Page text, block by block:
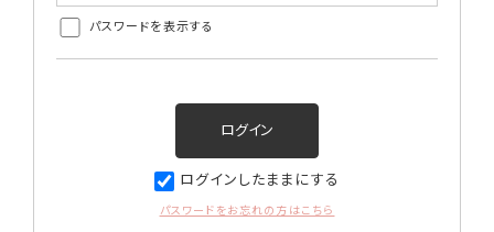
パスワードを表示する
ログインしたままにする
パスワードをお忘れの方はこちら